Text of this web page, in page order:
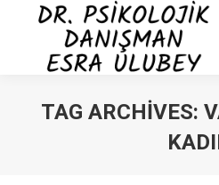
TAG ARCHIVES: